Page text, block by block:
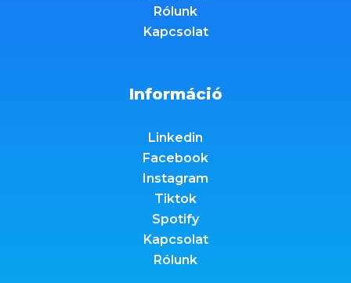
Rólunk
Kapcsolat
Információ
Linkedin
Facebook
Instagram
Tiktok
Spotify
Kapcsolat
Rólunk